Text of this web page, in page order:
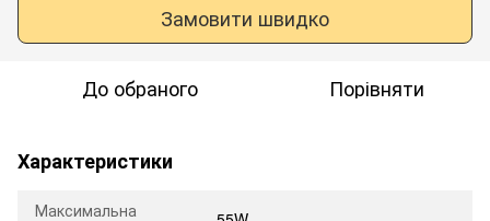
Замовити швидко
До обраного Порівняти
Характеристики
Максимальна